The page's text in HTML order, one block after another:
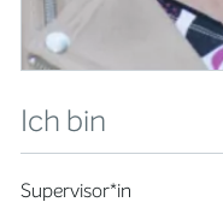
Ich bin
Supervisor*in